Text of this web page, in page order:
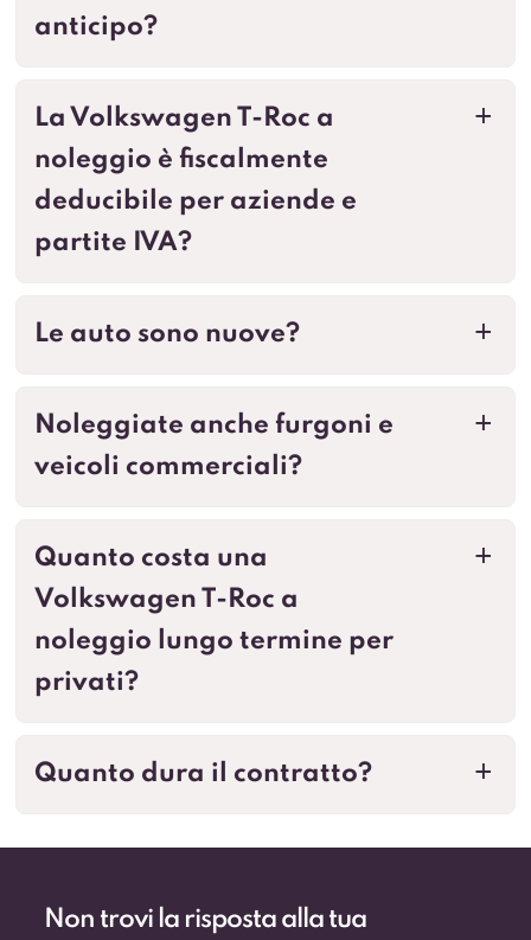
anticipo?
a
La Volkswagen T-Roc a
noleggio è fiscalmente
deducibile per aziende e
partite IVA?
a
Le auto sono nuove?
a
Noleggiate anche furgoni e
veicoli commerciali?
a
Quanto costa una
Volkswagen T-Roc a
noleggio lungo termine per
privati?
a
Quanto dura il contratto?
Non trovi la risposta alla tua